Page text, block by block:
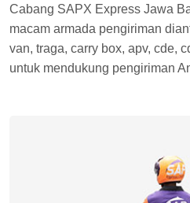
Cabang SAPX Express Jawa
macam armada pengiriman
van, traga, carry box, apv, cde,
untuk mendukung pengiriman